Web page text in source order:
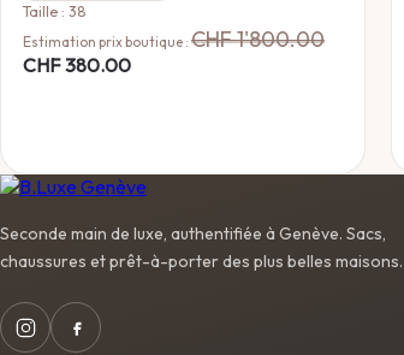
Taille : 38
Estimation prix boutique : CHF1'800.00
CHF380.00
Seconde main de luxe, authentifiée à Genève. Sacs,
chaussures et prêt-à-porter des plus belles maisons.